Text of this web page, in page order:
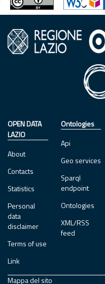
OPEN DATA
LAZIO
About
Contacts
Statistics
Personal
data
disclaimer
Terms of use
Link
Ontologies
Api
Geo services
Sparql
endpoint
Ontologies
XML/RSS
feed
Mappa del sito